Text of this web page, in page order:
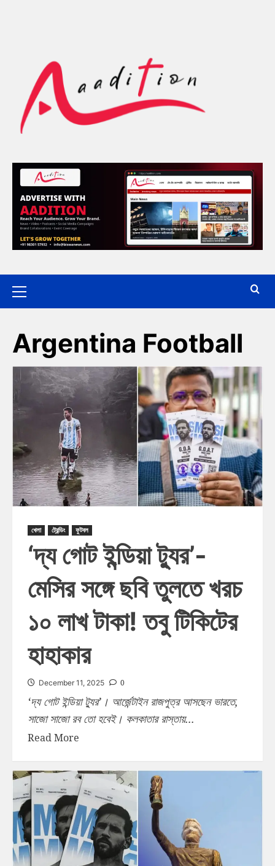
Argentina Football
খেলা ট্রেন্ডিং ফুটবল
‘দ্য গোট ইন্ডিয়া ট্যুর’-
মেসির সঙ্গে ছবি তুলতে খরচ
১০ লাখ টাকা! তবু টিকিটের
হাহাকার
December 11, 2025 0
‘দ্য গোট ইন্ডিয়া ট্যুর’। আর্জেন্টাইন রাজপুত্র আসছেন ভারতে,
সাজো সাজো রব তো হবেই। কলকাতার রাস্তায়...
Read More